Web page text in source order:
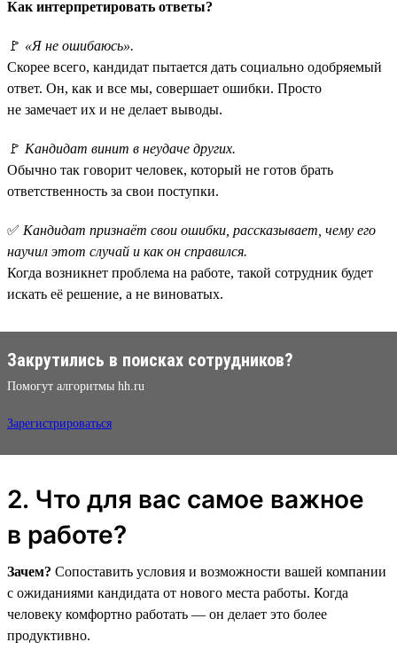
Как интерпретировать ответы?
🚩 «Я не ошибаюсь».
Скорее всего, кандидат пытается дать социально одобряемый
ответ. Он, как и все мы, совершает ошибки. Просто
не замечает их и не делает выводы.
🚩 Кандидат винит в неудаче других.
Обычно так говорит человек, который не готов брать
ответственность за свои поступки.
✅ Кандидат признаёт свои ошибки, рассказывает, чему его
научил этот случай и как он справился.
Когда возникнет проблема на работе, такой сотрудник будет
искать её решение, а не виноватых.
Закрутились в поисках сотрудников?
Помогут алгоритмы hh.ru
Зарегистрироваться
2. Что для вас самое важное
в работе?
Зачем? Сопоставить условия и возможности вашей компании
с ожиданиями кандидата от нового места работы. Когда
человеку комфортно работать — он делает это более
продуктивно.